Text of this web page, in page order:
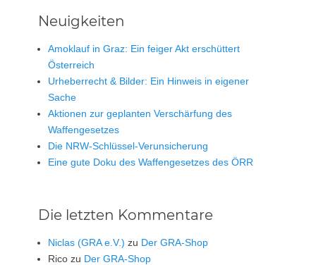
Neuigkeiten
Amoklauf in Graz: Ein feiger Akt erschüttert
Österreich
Urheberrecht & Bilder: Ein Hinweis in eigener
Sache
Aktionen zur geplanten Verschärfung des
Waffengesetzes
Die NRW-Schlüssel-Verunsicherung
Eine gute Doku des Waffengesetzes des ÖRR
Die letzten Kommentare
Niclas (GRA e.V.) zu Der GRA-Shop
Rico zu Der GRA-Shop